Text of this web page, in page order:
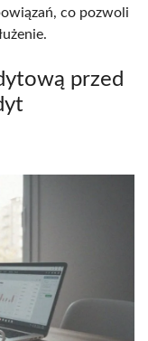
co pozwoli
przed